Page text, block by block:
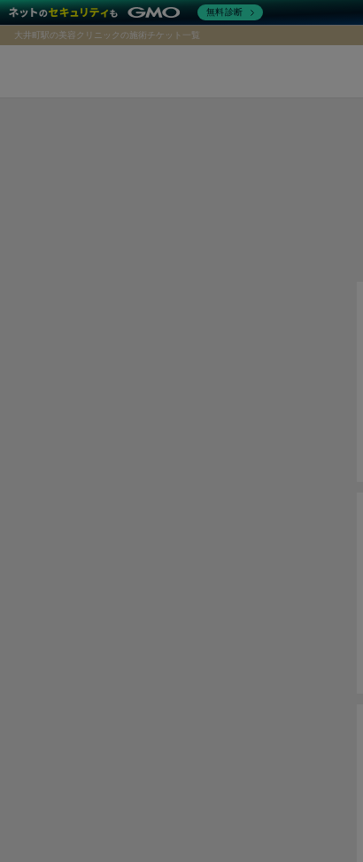
大井町駅の美容クリニックの施術チケット一覧
無料診断